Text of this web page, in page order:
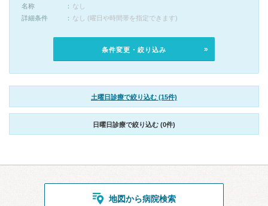
名称
なし
詳細条件
なし (曜日や時間帯を指定できます)
条件変更・絞り込み
土曜日診療で絞り込む (15件)
日曜日診療で絞り込む (0件)
地図から病院検索